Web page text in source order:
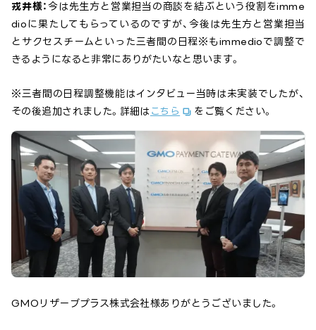
戎井様：今は先生方と営業担当の商談を結ぶという役割をimme
dioに果たしてもらっているのですが、今後は先生方と営業担当
とサクセスチームといった三者間の日程※もimmedioで調整で
きるようになると非常にありがたいなと思います。
※三者間の日程調整機能はインタビュー当時は未実装でしたが、
その後追加されました。詳細は こちら をご覧ください。
GMOリザーブプラス株式会社様ありがとうございました。